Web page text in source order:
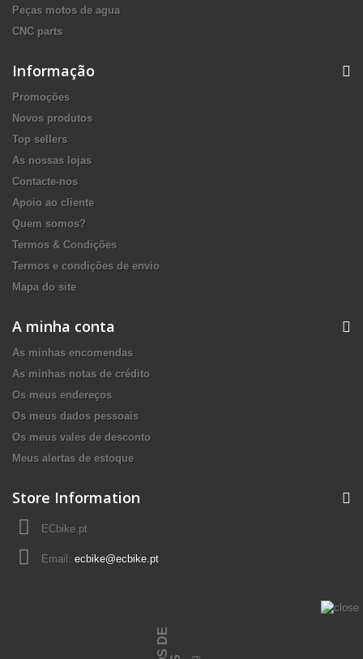
Peças motos de agua
CNC parts
Informação
Promoções
Novos produtos
Top sellers
As nossas lojas
Contacte-nos
Apoio ao cliente
Quem somos?
Termos & Condições
Termos e condições de envio
Mapa do site
A minha conta
As minhas encomendas
As minhas notas de crédito
Os meus endereços
Os meus dados pessoais
Os meus vales de desconto
Meus alertas de estoque
Store Information
ECbike.pt
Email: ecbike@ecbike.pt